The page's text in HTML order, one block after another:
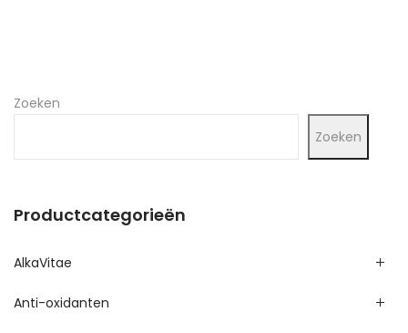
Zoeken
Zoeken
Productcategorieën
AlkaVitae
Anti-oxidanten